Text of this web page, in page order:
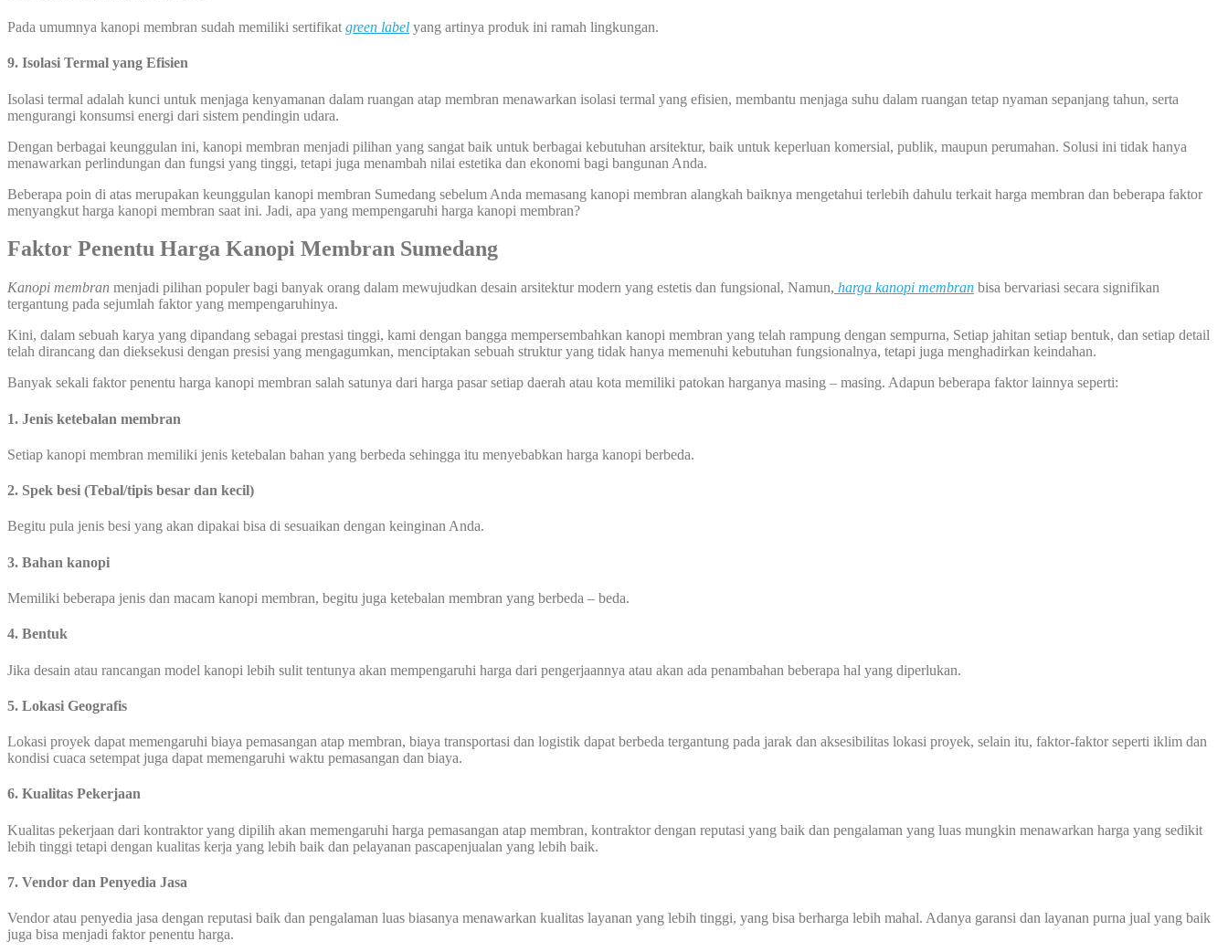
Pada umumnya kanopi membran sudah memiliki sertifikat green label yang artinya produk ini ramah lingkungan.
9. Isolasi Termal yang Efisien
Isolasi termal adalah kunci untuk menjaga kenyamanan dalam ruangan atap membran menawarkan isolasi termal yang efisien, membantu menjaga suhu dalam ruangan tetap nyaman sepanjang tahun, serta
mengurangi konsumsi energi dari sistem pendingin udara.
Dengan berbagai keunggulan ini, kanopi membran menjadi pilihan yang sangat baik untuk berbagai kebutuhan arsitektur, baik untuk keperluan komersial, publik, maupun perumahan. Solusi ini tidak hanya
menawarkan perlindungan dan fungsi yang tinggi, tetapi juga menambah nilai estetika dan ekonomi bagi bangunan Anda.
Beberapa poin di atas merupakan keunggulan kanopi membran Sumedang sebelum Anda memasang kanopi membran alangkah baiknya mengetahui terlebih dahulu terkait harga membran dan beberapa faktor
menyangkut harga kanopi membran saat ini. Jadi, apa yang mempengaruhi harga kanopi membran?
Faktor Penentu Harga Kanopi Membran Sumedang
Kanopi membran menjadi pilihan populer bagi banyak orang dalam mewujudkan desain arsitektur modern yang estetis dan fungsional, Namun, harga kanopi membran bisa bervariasi secara signifikan
tergantung pada sejumlah faktor yang mempengaruhinya.
Kini, dalam sebuah karya yang dipandang sebagai prestasi tinggi, kami dengan bangga mempersembahkan kanopi membran yang telah rampung dengan sempurna, Setiap jahitan setiap bentuk, dan setiap detail
telah dirancang dan dieksekusi dengan presisi yang mengagumkan, menciptakan sebuah struktur yang tidak hanya memenuhi kebutuhan fungsionalnya, tetapi juga menghadirkan keindahan.
Banyak sekali faktor penentu harga kanopi membran salah satunya dari harga pasar setiap daerah atau kota memiliki patokan harganya masing – masing. Adapun beberapa faktor lainnya seperti:
1. Jenis ketebalan membran
Setiap kanopi membran memiliki jenis ketebalan bahan yang berbeda sehingga itu menyebabkan harga kanopi berbeda.
2. Spek besi (Tebal/tipis besar dan kecil)
Begitu pula jenis besi yang akan dipakai bisa di sesuaikan dengan keinginan Anda.
3. Bahan kanopi
Memiliki beberapa jenis dan macam kanopi membran, begitu juga ketebalan membran yang berbeda – beda.
4. Bentuk
Jika desain atau rancangan model kanopi lebih sulit tentunya akan mempengaruhi harga dari pengerjaannya atau akan ada penambahan beberapa hal yang diperlukan.
5. Lokasi Geografis
Lokasi proyek dapat memengaruhi biaya pemasangan atap membran, biaya transportasi dan logistik dapat berbeda tergantung pada jarak dan aksesibilitas lokasi proyek, selain itu, faktor-faktor seperti iklim dan
kondisi cuaca setempat juga dapat memengaruhi waktu pemasangan dan biaya.
6. Kualitas Pekerjaan
Kualitas pekerjaan dari kontraktor yang dipilih akan memengaruhi harga pemasangan atap membran, kontraktor dengan reputasi yang baik dan pengalaman yang luas mungkin menawarkan harga yang sedikit
lebih tinggi tetapi dengan kualitas kerja yang lebih baik dan pelayanan pascapenjualan yang lebih baik.
7. Vendor dan Penyedia Jasa
Vendor atau penyedia jasa dengan reputasi baik dan pengalaman luas biasanya menawarkan kualitas layanan yang lebih tinggi, yang bisa berharga lebih mahal. Adanya garansi dan layanan purna jual yang baik
juga bisa menjadi faktor penentu harga.